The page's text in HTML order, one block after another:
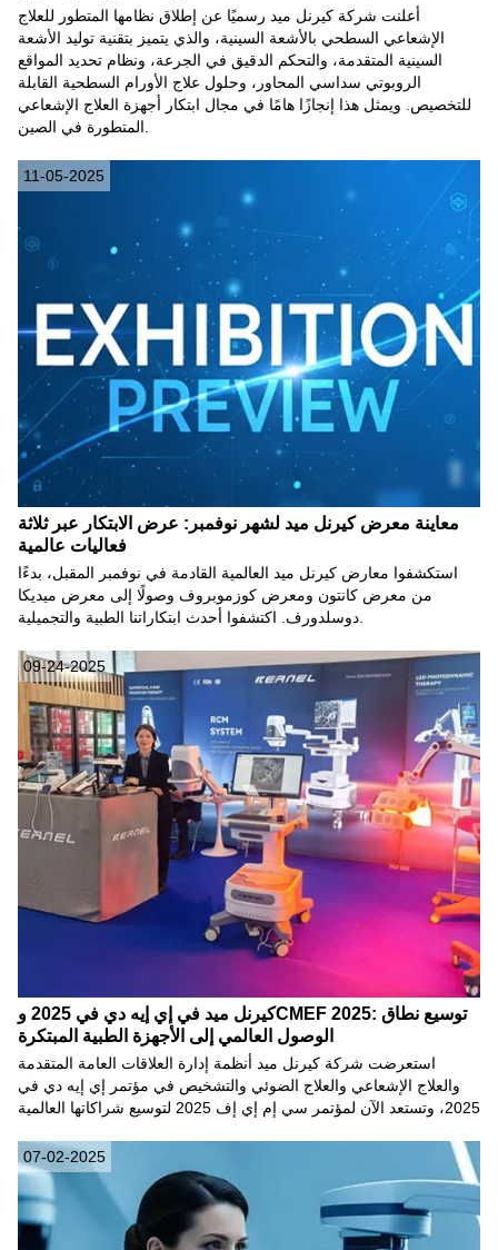
أعلنت شركة كيرنل ميد رسميًا عن إطلاق نظامها المتطور للعلاج
الإشعاعي السطحي بالأشعة السينية، والذي يتميز بتقنية توليد الأشعة
السينية المتقدمة، والتحكم الدقيق في الجرعة، ونظام تحديد المواقع
الروبوتي سداسي المحاور، وحلول علاج الأورام السطحية القابلة
للتخصيص. ويمثل هذا إنجازًا هامًا في مجال ابتكار أجهزة العلاج الإشعاعي
المتطورة في الصين.
11-05-2025
معاينة معرض كيرنل ميد لشهر نوفمبر: عرض الابتكار عبر ثلاثة
فعاليات عالمية
استكشفوا معارض كيرنل ميد العالمية القادمة في نوفمبر المقبل، بدءًا
من معرض كانتون ومعرض كوزموبروف وصولًا إلى معرض ميديكا
دوسلدورف. اكتشفوا أحدث ابتكاراتنا الطبية والتجميلية.
09-24-2025
كيرنل ميد في إي إيه دي في 2025 وCMEF 2025: توسيع نطاق
الوصول العالمي إلى الأجهزة الطبية المبتكرة
استعرضت شركة كيرنل ميد أنظمة إدارة العلاقات العامة المتقدمة
والعلاج الإشعاعي والعلاج الضوئي والتشخيص في مؤتمر إي إيه دي في
2025، وتستعد الآن لمؤتمر سي إم إي إف 2025 لتوسيع شراكاتها العالمية
07-02-2025